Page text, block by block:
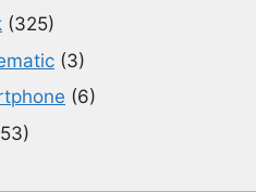
(325)
(3)
(6)